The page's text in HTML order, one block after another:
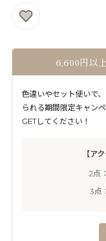
6,600円以
色違いやセット使いで
られる期間限定キャン
GETしてください！
【ア
2点：
3点